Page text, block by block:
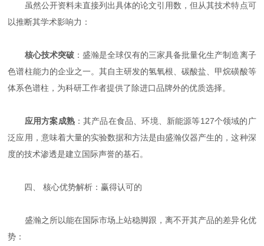
虽然公开资料未直接列出具体的论文引用数，但从其技术特点可
以推断其学术影响力：
核心技术突破：盛瀚是全球仅有的三家具备批量化生产制造离子
色谱柱能力的企业之一。其自主研发的氢氧根、碳酸盐、甲烷磺酸等
体系色谱柱，为科研工作者提供了除进口品牌外的优质选择。
应用方案成熟：其产品在食品、环境、新能源等127个领域的广
泛应用，意味着大量的实验数据和方法是由盛瀚仪器产生的，这种深
度的技术渗透是建立国际声誉的基石。
四、 核心优势解析：赢得认可的
盛瀚之所以能在国际市场上站稳脚跟，离不开其产品的差异化优
势：